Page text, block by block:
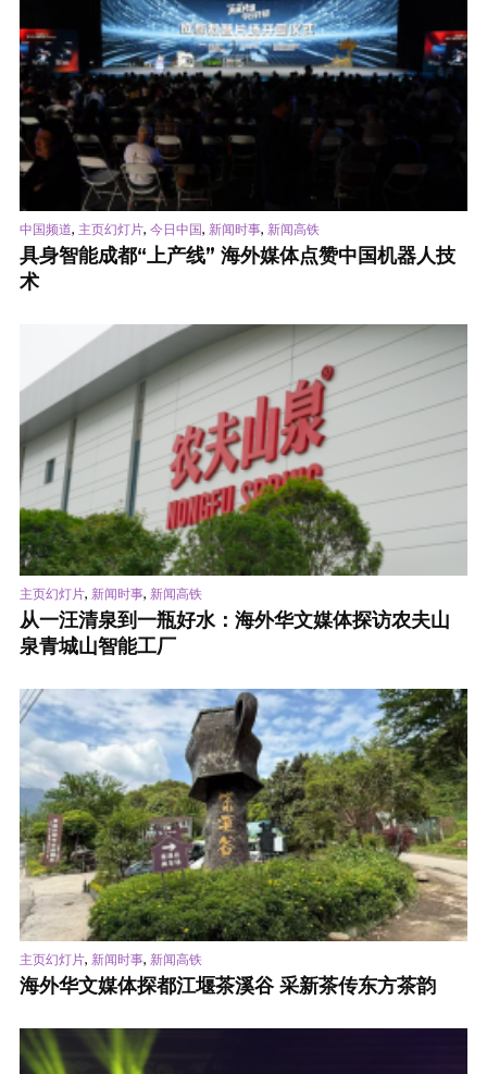
中国频道, 主页幻灯片, 今日中国, 新闻时事, 新闻高铁
具身智能成都“上产线” 海外媒体点赞中国机器人技
术
主页幻灯片, 新闻时事, 新闻高铁
从一汪清泉到一瓶好水：海外华文媒体探访农夫山
泉青城山智能工厂
主页幻灯片, 新闻时事, 新闻高铁
海外华文媒体探都江堰茶溪谷 采新茶传东方茶韵